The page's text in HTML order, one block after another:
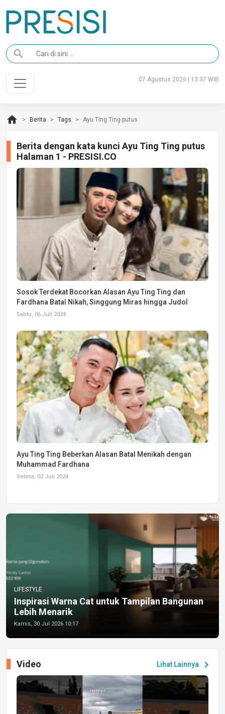
search
07 Agustus 2026 | 13:37 WIB
home Berita Tags Ayu Ting Ting putus
Berita dengan kata kunci Ayu Ting Ting putus
Halaman 1 - PRESISI.CO
Sosok Terdekat Bocorkan Alasan Ayu Ting Ting dan
Fardhana Batal Nikah, Singgung Miras hingga Judol
Sabtu, 06 Juli 2024
Ayu Ting Ting Beberkan Alasan Batal Menikah dengan
Muhammad Fardhana
Selasa, 02 Juli 2024
LIFESTYLE
Inspirasi Warna Cat untuk Tampilan Bangunan
Lebih Menarik
Kamis, 30 Jul 2026 10:17
Lihat Lainnya chevron_right
Video